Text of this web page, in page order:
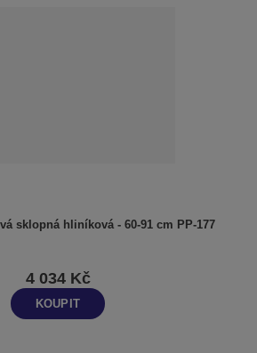
sklopná hliníková - 60-91 cm PP-177
4 034 Kč
KOUPIT